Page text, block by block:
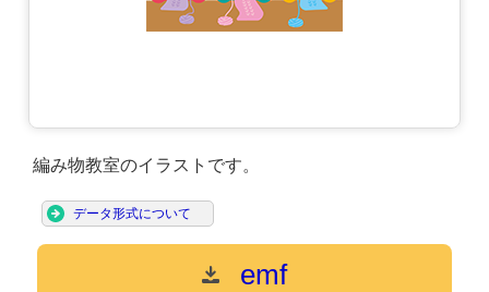
編み物教室のイラストです。
データ形式について
emf